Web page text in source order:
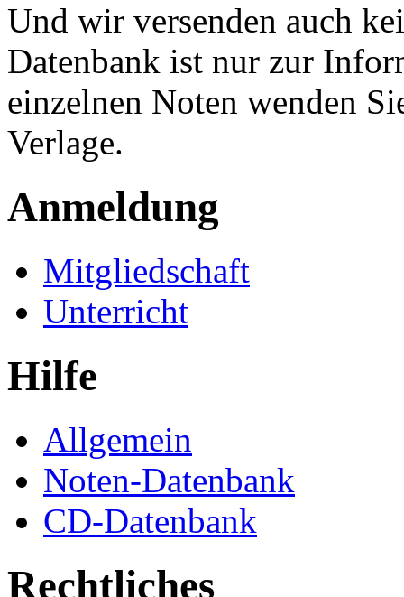
Und wir versenden auch
Datenbank ist nur zur
einzelnen Noten wenden
Verlage.
Anmeldung
Mitgliedschaft
Unterricht
Hilfe
Allgemein
Noten-Datenbank
CD-Datenbank
Rechtliches